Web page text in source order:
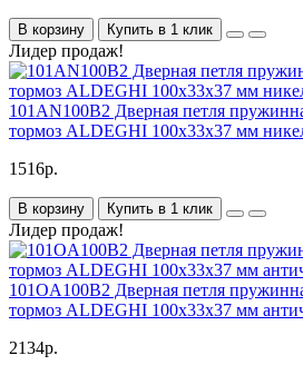
В корзину Купить в 1 клик
Лидер продаж!
101AN100B2 Дверная петля
тормоз ALDEGHI 100x33x37 мм
1516р.
В корзину Купить в 1 клик
Лидер продаж!
101OA100B2 Дверная петля
тормоз ALDEGHI 100x33x37 мм
2134р.